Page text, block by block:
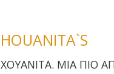
HOUANITA`S
ΧΟΥΑΝΙΤΑ. ΜΙΑ ΠΙΟ